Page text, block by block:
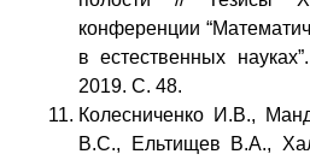
конференции
в естественных
2019. С. 48.
Колесниченко И.В.,
В.С., Ельтищев В.А.,